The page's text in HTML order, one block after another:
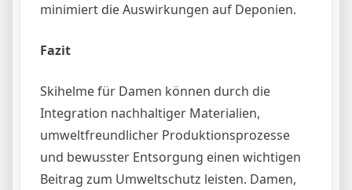
minimiert die Auswirkungen auf Deponien.
Fazit
Skihelme für Damen können durch die
Integration nachhaltiger Materialien,
umweltfreundlicher Produktionsprozesse
und bewusster Entsorgung einen wichtigen
Beitrag zum Umweltschutz leisten. Damen,